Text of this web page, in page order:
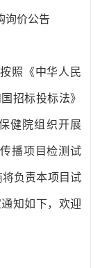
询价公告
照《中华人民
招标投标法》
健院组织开展
播项目检测试
负责本项目试
知如下，欢迎